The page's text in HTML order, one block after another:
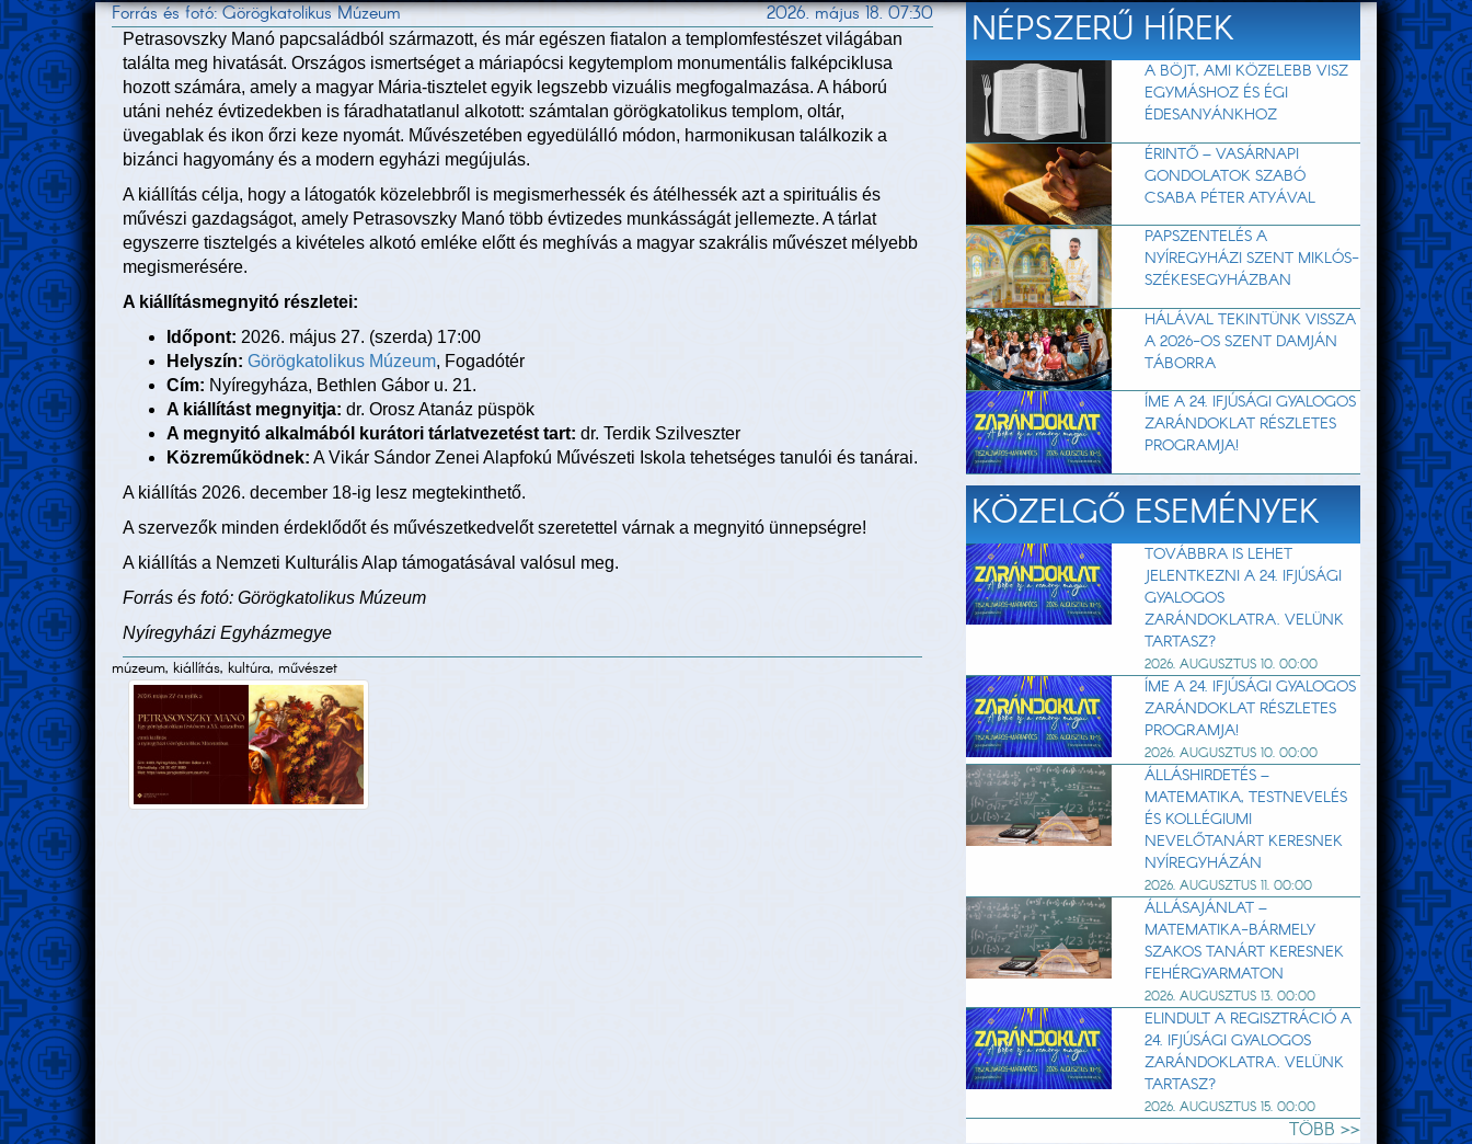
Forrás és fotó: Görögkatolikus Múzeum 2026. május 18. 07:30
Petrasovszky Manó papcsaládból származott, és már egészen fiatalon a templomfestészet világában
találta meg hivatását. Országos ismertséget a máriapócsi kegytemplom monumentális falképciklusa
hozott számára, amely a magyar Mária-tisztelet egyik legszebb vizuális megfogalmazása. A háború
utáni nehéz évtizedekben is fáradhatatlanul alkotott: számtalan görögkatolikus templom, oltár,
üvegablak és ikon őrzi keze nyomát. Művészetében egyedülálló módon, harmonikusan találkozik a
bizánci hagyomány és a modern egyházi megújulás.
A kiállítás célja, hogy a látogatók közelebbről is megismerhessék és átélhessék azt a spirituális és
művészi gazdagságot, amely Petrasovszky Manó több évtizedes munkásságát jellemezte. A tárlat
egyszerre tisztelgés a kivételes alkotó emléke előtt és meghívás a magyar szakrális művészet mélyebb
megismerésére.
A kiállításmegnyitó részletei:
Időpont: 2026. május 27. (szerda) 17:00
Helyszín: Görögkatolikus Múzeum, Fogadótér
Cím: Nyíregyháza, Bethlen Gábor u. 21.
A kiállítást megnyitja: dr. Orosz Atanáz püspök
A megnyitó alkalmából kurátori tárlatvezetést tart: dr. Terdik Szilveszter
Közreműködnek: A Vikár Sándor Zenei Alapfokú Művészeti Iskola tehetséges tanulói és tanárai.
A kiállítás 2026. december 18-ig lesz megtekinthető.
A szervezők minden érdeklődőt és művészetkedvelőt szeretettel várnak a megnyitó ünnepségre!
A kiállítás a Nemzeti Kulturális Alap támogatásával valósul meg.
Forrás és fotó: Görögkatolikus Múzeum
Nyíregyházi Egyházmegye
múzeum, kiállítás, kultúra, művészet
NÉPSZERŰ HÍREK
A BÖJT, AMI KÖZELEBB VISZ
EGYMÁSHOZ ÉS ÉGI
ÉDESANYÁNKHOZ
ÉRINTŐ – VASÁRNAPI
GONDOLATOK SZABÓ
CSABA PÉTER ATYÁVAL
PAPSZENTELÉS A
NYÍREGYHÁZI SZENT MIKLÓS-
SZÉKESEGYHÁZBAN
HÁLÁVAL TEKINTÜNK VISSZA
A 2026-OS SZENT DAMJÁN
TÁBORRA
ÍME A 24. IFJÚSÁGI GYALOGOS
ZARÁNDOKLAT RÉSZLETES
PROGRAMJA!
KÖZELGŐ ESEMÉNYEK
TOVÁBBRA IS LEHET
JELENTKEZNI A 24. IFJÚSÁGI
GYALOGOS
ZARÁNDOKLATRA. VELÜNK
TARTASZ?
2026. AUGUSZTUS 10. 00:00
ÍME A 24. IFJÚSÁGI GYALOGOS
ZARÁNDOKLAT RÉSZLETES
PROGRAMJA!
2026. AUGUSZTUS 10. 00:00
ÁLLÁSHIRDETÉS –
MATEMATIKA, TESTNEVELÉS
ÉS KOLLÉGIUMI
NEVELŐTANÁRT KERESNEK
NYÍREGYHÁZÁN
2026. AUGUSZTUS 11. 00:00
ÁLLÁSAJÁNLAT –
MATEMATIKA-BÁRMELY
SZAKOS TANÁRT KERESNEK
FEHÉRGYARMATON
2026. AUGUSZTUS 13. 00:00
ELINDULT A REGISZTRÁCIÓ A
24. IFJÚSÁGI GYALOGOS
ZARÁNDOKLATRA. VELÜNK
TARTASZ?
2026. AUGUSZTUS 15. 00:00
TÖBB >>